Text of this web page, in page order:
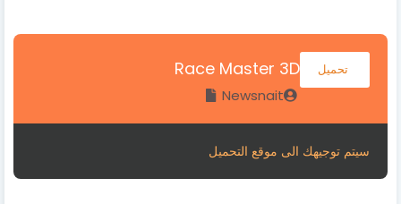
Race Master 3D تحميل
Newsnait
سيتم توجيهك الى موقع التحميل